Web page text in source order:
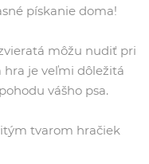
pískanie doma!
môžu nudiť pri
je veľmi dôležitá
vášho psa.
tvarom hračiek